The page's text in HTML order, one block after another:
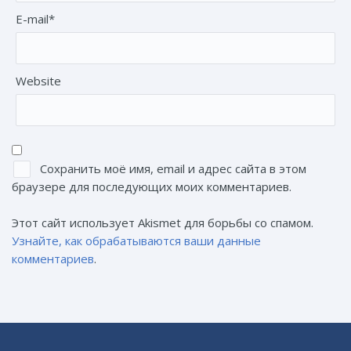
E-mail*
Website
Сохранить моё имя, email и адрес сайта в этом
браузере для последующих моих комментариев.
Этот сайт использует Akismet для борьбы со спамом.
Узнайте, как обрабатываются ваши данные
комментариев.